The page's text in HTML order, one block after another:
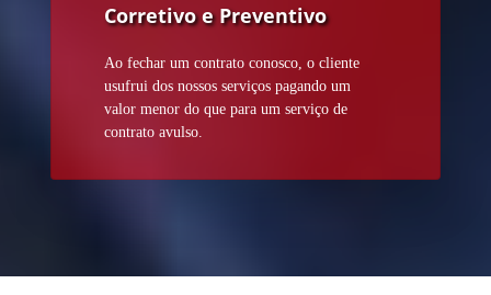
Corretivo e Preventivo
Ao fechar um contrato conosco, o cliente
usufrui dos nossos serviços pagando um
valor menor do que para um serviço de
contrato avulso.